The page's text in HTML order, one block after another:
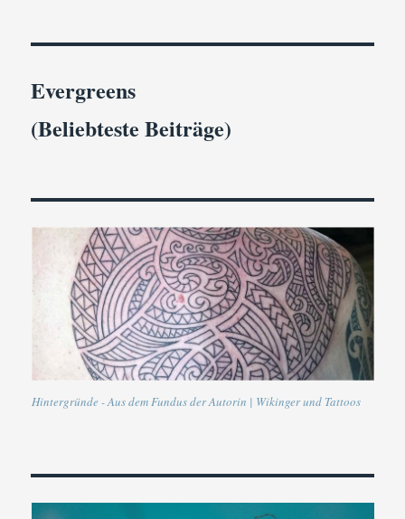
Evergreens
(Beliebteste Beiträge)
Hintergründe - Aus dem Fundus der Autorin | Wikinger und Tattoos